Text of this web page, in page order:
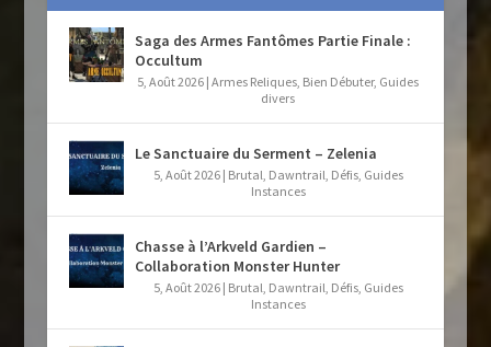
Saga des Armes Fantômes Partie Finale :
Occultum
5, Août 2026 |Armes Reliques Bien Débuter, Guides
divers
Le Sanctuaire du Serment – Zelenia
5, Août 2026| Brutal Dawntrail Défis, Guides
Instances
Chasse à l’Arkveld Gardien –
Collaboration Monster Hunter
5, Août 2026| Brutal Dawntrail Défis, Guides
Instances